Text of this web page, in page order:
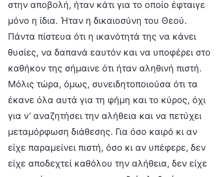
στην αποβολή, ήταν κάτι για το οποίο έφταιγε
μόνο η ίδια. Ήταν η δικαιοσύνη του Θεού.
Πάντα πίστευα ότι η ικανότητά της να κάνει
θυσίες, να δαπανά εαυτόν και να υποφέρει στο
καθήκον της σήμαινε ότι ήταν αληθινή πιστή.
Μόλις τώρα, όμως, συνειδητοποιούσα ότι τα
έκανε όλα αυτά για τη φήμη και το κύρος, όχι
για ν’ αναζητήσει την αλήθεια και να πετύχει
μεταμόρφωση διάθεσης. Για όσο καιρό κι αν
είχε παραμείνει πιστή, όσο κι αν υπέφερε, δεν
είχε αποδεχτεί καθόλου την αλήθεια, δεν είχε